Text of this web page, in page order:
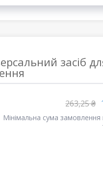
засіб
263,25 ₴
Мінімальна сума замовлення